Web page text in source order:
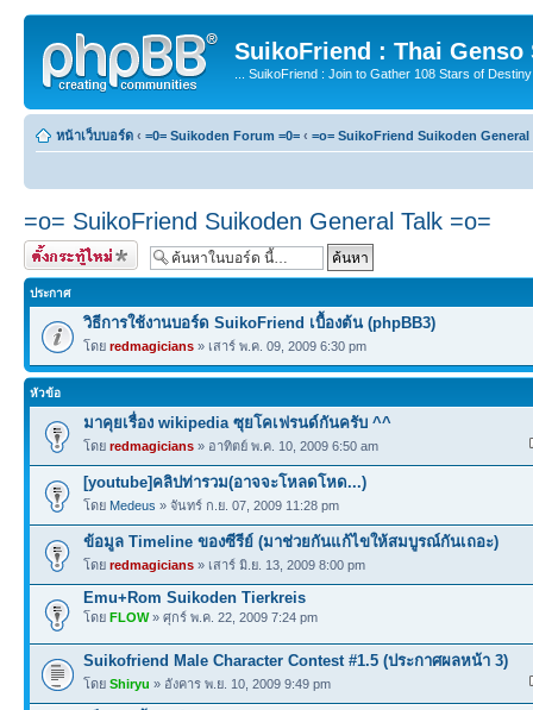
SuikoFriend : Thai Genso
... SuikoFriend : Join to Gather 108 Stars of
หน้าเว็บบอร์ด ‹ =0= Suikoden Forum =0= ‹ =o= SuikoFriend Suikoden General
=o= SuikoFriend Suikoden General Talk =o=
ตั้งกระทู้ใหม่
ประกาศ
วิธีการใช้งานบอร์ด SuikoFriend เบื้องต้น (phpBB3)
โดย redmagicians » เสาร์ พ.ค. 09, 2009 6:30 pm
หัวข้อ
มาคุยเรื่อง wikipedia ซุยโคเฟรนด์กันครับ ^^
โดย redmagicians » อาทิตย์ พ.ค. 10, 2009 6:50 am
[youtube]คลิปท่ารวม(อาจจะโหลดโหด...)
โดย Medeus » จันทร์ ก.ย. 07, 2009 11:28 pm
ข้อมูล Timeline ของซีรีย์ (มาช่วยกันแก้ไขให้สมบูรณ์กันเถอะ)
โดย redmagicians » เสาร์ มิ.ย. 13, 2009 8:00 pm
Emu+Rom Suikoden Tierkreis
โดย FLOW» ศุกร์ พ.ค. 22, 2009 7:24 pm
Suikofriend Male Character Contest #1.5 (ประกาศผลหน้า 3)
โดย Shiryu » อังคาร พ.ย. 10, 2009 9:49 pm